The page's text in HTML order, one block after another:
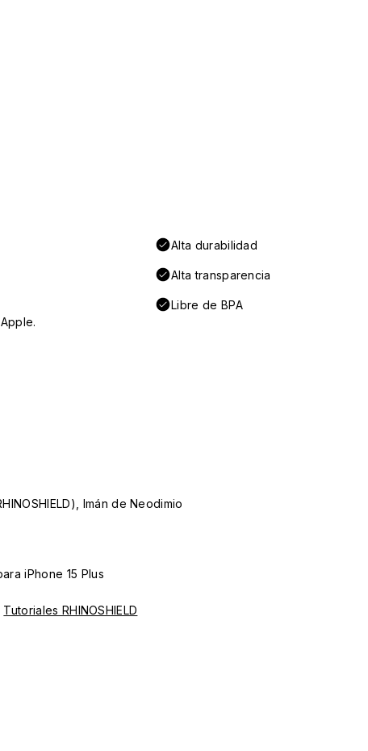
Alta durabilidad
Alta transparencia
Libre de BPA
Imán de Neodimio
iPhone 15 Plus
Tutoriales RHINOSHIELD